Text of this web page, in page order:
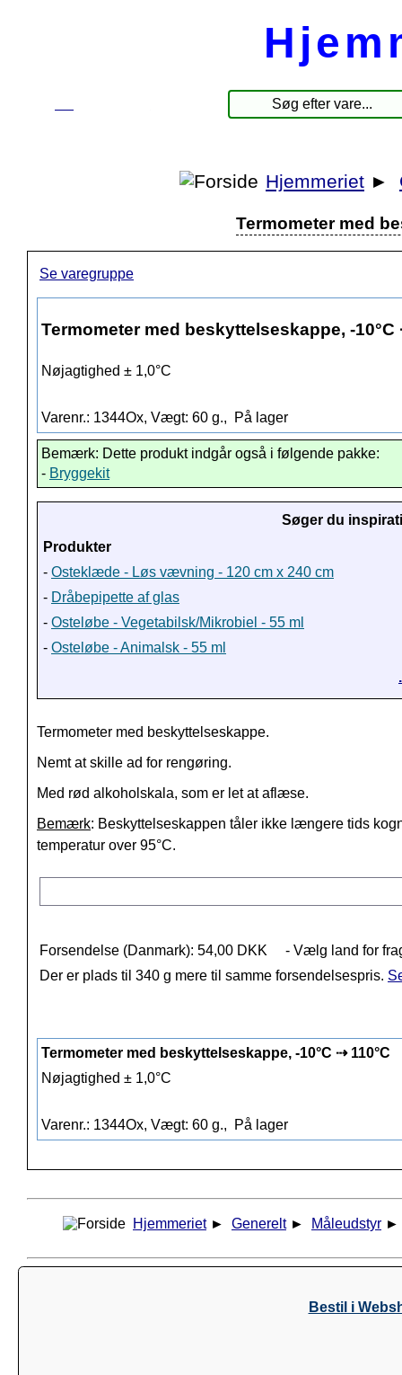
Hjemmeriet ►
Termometer med
Se varegruppe
Termometer med beskyttelseskappe, -10°C
Nøjagtighed ± 1,0°C
Varenr.: 1344Ox, Vægt: 60 g., På lager
Bemærk: Dette produkt indgår også i følgende pakke:
- Bryggekit
Søger du
Produkter
- Osteklæde - Løs vævning - 120 cm x 240 cm
- Dråbepipette af glas
- Osteløbe - Vegetabilsk/Mikrobiel - 55 ml
- Osteløbe - Animalsk - 55 ml
Termometer med beskyttelseskappe.
Nemt at skille ad for rengøring.
Med rød alkoholskala, som er let at aflæse.
Bemærk: Beskyttelseskappen tåler ikke længere tids
temperatur over 95°C.
Forsendelse (Danmark): 54,00 DKK
- Vælg land for
Der er plads til 340 g mere til samme forsendelsespris.
Termometer med beskyttelseskappe, -10°C ⇢ 110°C
Nøjagtighed ± 1,0°C
Varenr.: 1344Ox, Vægt: 60 g., På lager
Hjemmeriet ► Generelt ► Måleudstyr ►
Bestil i